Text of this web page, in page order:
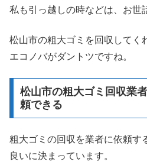
私も引っ越しの時などは、お世
松山市の粗大ゴミを回収してく
エコノバがダントツですね。
松山市の粗大ゴミ回収業
頼できる
粗大ゴミの回収を業者に依頼す
良いに決まっています。